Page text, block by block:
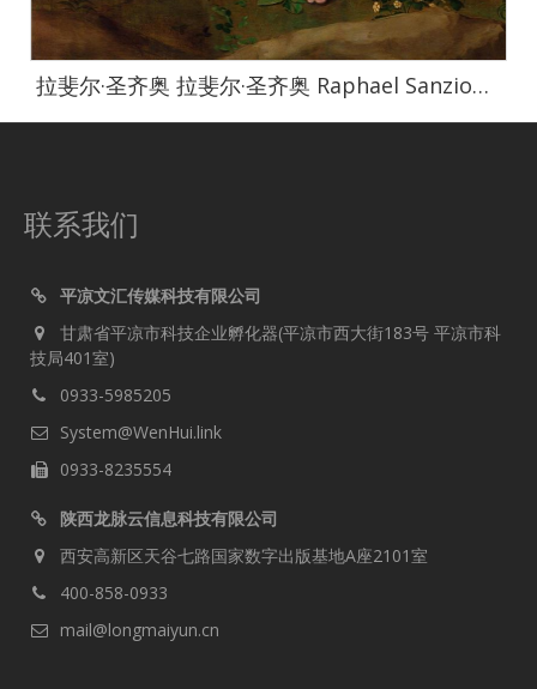
拉斐尔·圣齐奥 拉斐尔·圣齐奥 Raphael Sanzio作品集-022
联系我们
平凉文汇传媒科技有限公司
甘肃省平凉市科技企业孵化器(平凉市西大街183号 平凉市科
技局401室)
0933-5985205
System@WenHui.link
0933-8235554
陕西龙脉云信息科技有限公司
西安高新区天谷七路国家数字出版基地A座2101室
400-858-0933
mail@longmaiyun.cn